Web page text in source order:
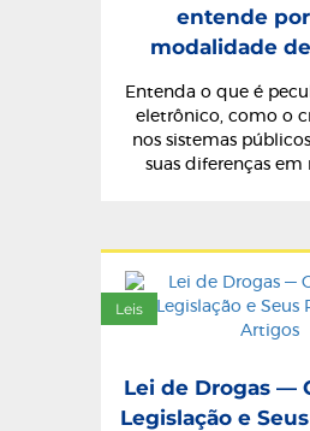
entende por
modalidade
Entenda o que é
eletrônico, como o
nos sistemas
suas diferenças em
Leis
Lei de Drogas —
Legislação e